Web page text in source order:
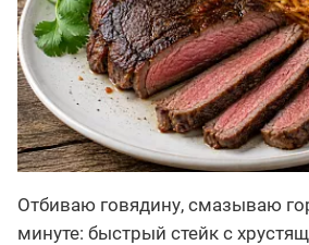
Отбиваю говядину, смазываю
минуте: быстрый стейк с